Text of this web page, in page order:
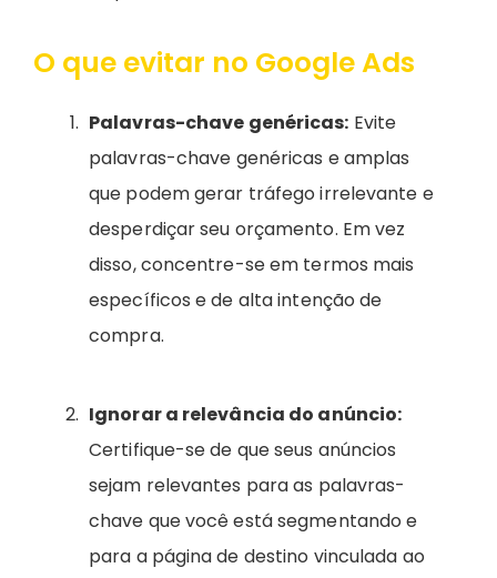
O que evitar no Google Ads
Palavras-chave genéricas: Evite
palavras-chave genéricas e amplas
que podem gerar tráfego irrelevante e
desperdiçar seu orçamento. Em vez
disso, concentre-se em termos mais
específicos e de alta intenção de
compra.
Ignorar a relevância do anúncio:
Certifique-se de que seus anúncios
sejam relevantes para as palavras-
chave que você está segmentando e
para a página de destino vinculada ao